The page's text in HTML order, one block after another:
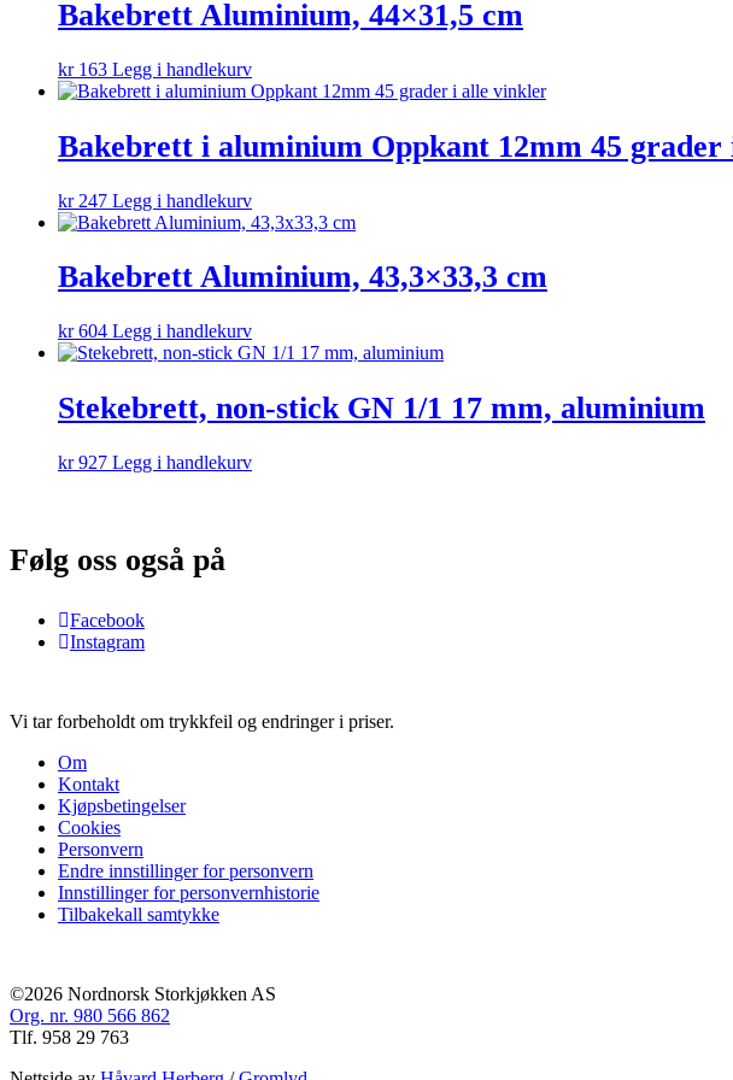
Bakebrett Aluminium, 44×31,5 cm
kr163 Legg i handlekurv
Bakebrett i aluminium Oppkant 12mm 45
kr247 Legg i handlekurv
Bakebrett Aluminium, 43,3×33,3 cm
kr604 Legg i handlekurv
Stekebrett, non-stick GN 1/1 17 mm, aluminium
kr927 Legg i handlekurv
Følg oss også på
Facebook
Instagram
Vi tar forbeholdt om trykkfeil og endringer i priser.
Om
Kontakt
Kjøpsbetingelser
Cookies
Personvern
Endre innstillinger for personvern
Innstillinger for personvernhistorie
Tilbakekall samtykke
©2026 Nordnorsk Storkjøkken AS
Org. nr. 980 566 862
Tlf. 958 29 763